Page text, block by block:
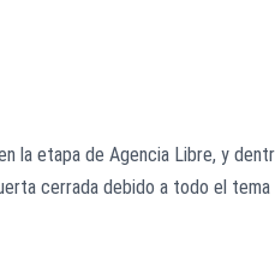
la etapa de Agencia Libre, y
cerrada debido a todo el tema